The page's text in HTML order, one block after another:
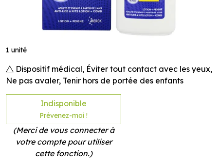
1 unité
Dispositif médical, Éviter tout contact avec les yeux,
Ne pas avaler, Tenir hors de portée des enfants
Indisponible
Prévenez-moi !
(Merci de vous connecter à
votre compte pour utiliser
cette fonction.)